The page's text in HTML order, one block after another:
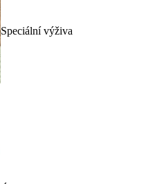
Speciální výživa